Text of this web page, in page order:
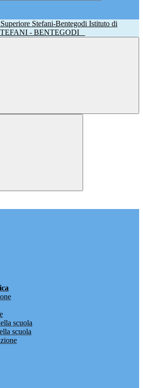
Istituto di
- BENTEGODI
scuola
scuola